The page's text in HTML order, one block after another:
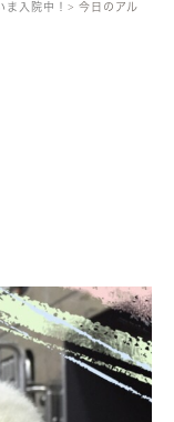
ま入院中！ 今日のアル